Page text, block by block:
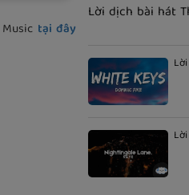
tại đây
Lời dịch bài hát